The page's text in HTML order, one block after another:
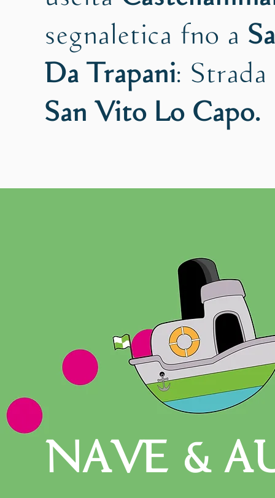
segnaletica fno a
Da Trapani: Strada
San Vito Lo Capo.
NAVE &